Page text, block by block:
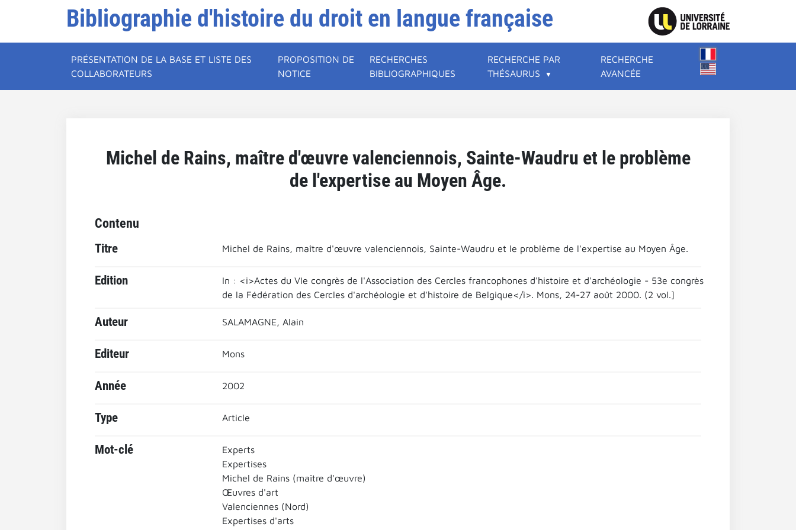
Bibliographie d'histoire du droit en langue française
PRÉSENTATION DE LA BASE ET LISTE DES
COLLABORATEURS
PROPOSITION DE
NOTICE
RECHERCHES
BIBLIOGRAPHIQUES
RECHERCHE PAR
THÉSAURUS
RECHERCHE
AVANCÉE
Michel de Rains, maître d'œuvre valenciennois, Sainte-Waudru et le problème
de l'expertise au Moyen Âge.
Contenu
Titre Michel de Rains, maître d'œuvre valenciennois, Sainte-Waudru et le problème de l'expertise au Moyen Âge.
Edition
In : <i>Actes du VIe congrès de l'Association des Cercles francophones d'histoire et d'archéologie - 53e congrès
de la Fédération des Cercles d'archéologie et d'histoire de Belgique</i>. Mons, 24-27 août 2000. (2 vol.]
Auteur SALAMAGNE, Alain
Editeur Mons
Année 2002
Type Article
Mot-clé
Experts
Expertises
Michel de Rains (maître d'œuvre)
Œuvres d'art
Valenciennes (Nord)
Expertises d'arts